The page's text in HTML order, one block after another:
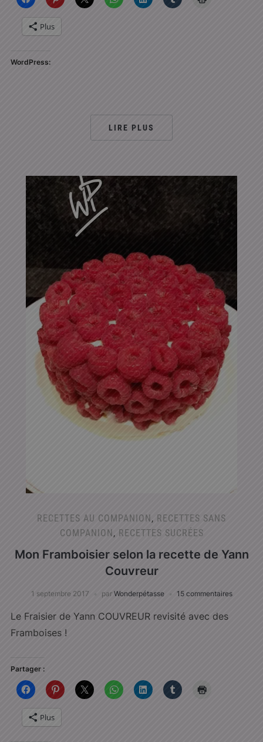
Plus
WordPress:
LIRE PLUS
RECETTES AU COMPANION, RECETTES SANS
COMPANION, RECETTES SUCRÉES
Mon Framboisier selon la recette de Yann
Couvreur
1 septembre 2017 par Wonderpétasse 15 commentaires
Le Fraisier de Yann COUVREUR revisité avec des
Framboises !
Partager :
Plus